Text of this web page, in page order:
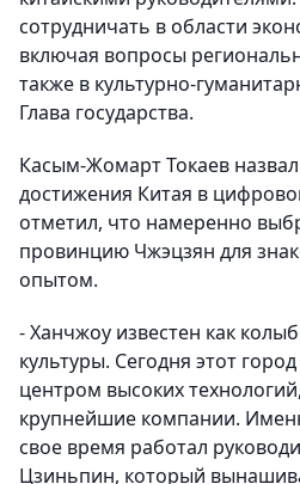
сотрудничать в области
включая вопросы
также в культурно-
Глава государства.
Касым-Жомарт Токаев
достижения Китая в
отметил, что намеренно
провинцию Чжэцзян для
опытом.
- Ханчжоу известен как
культуры. Сегодня этот
центром высоких
крупнейшие компании.
свое время работал
Цзиньпин, который